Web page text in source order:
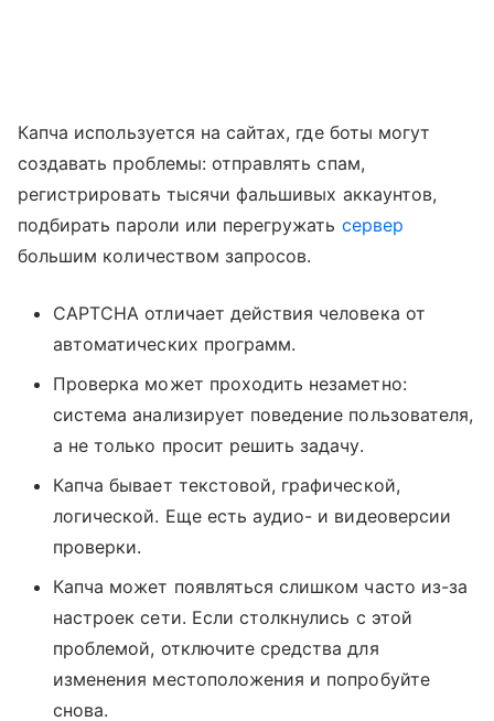
Капча используется на сайтах, где боты могут
создавать проблемы: отправлять спам,
регистрировать тысячи фальшивых аккаунтов,
подбирать пароли или перегружать сервер
большим количеством запросов.
CAPTCHA отличает действия человека от
автоматических программ.
Проверка может проходить незаметно:
система анализирует поведение пользователя,
а не только просит решить задачу.
Капча бывает текстовой, графической,
логической. Еще есть аудио- и видеоверсии
проверки.
Капча может появляться слишком часто из-за
настроек сети. Если столкнулись с этой
проблемой, отключите средства для
изменения местоположения и попробуйте
снова.